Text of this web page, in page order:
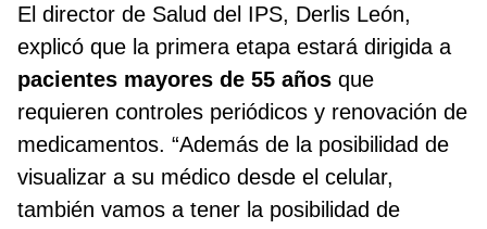
El director de Salud del IPS, Derlis León,
explicó que la primera etapa estará dirigida a
pacientes mayores de 55 años que
requieren controles periódicos y renovación de
medicamentos. “Además de la posibilidad de
visualizar a su médico desde el celular,
también vamos a tener la posibilidad de